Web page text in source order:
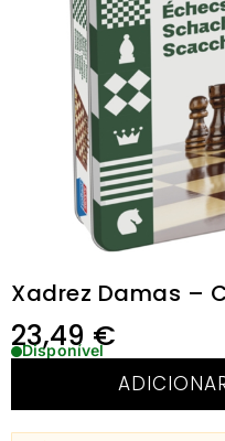
Xadrez Damas –
23,49 €
Disponível